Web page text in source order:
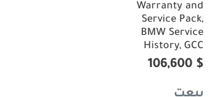
Warranty and
Service Pack,
BMW Service
History, GCC
$ 106,600
بيعت